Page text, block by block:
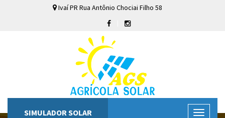
IvaíPR Rua Antônio Chociai Filho 58
SIMULADOR SOLAR